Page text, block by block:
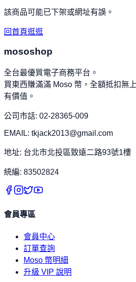
該商品可能已下架或網址有誤。
回首頁逛逛
mososhop
全台最優質電子商務平台。
買東西賺滿滿 Moso 幣，全額抵扣無
有價值。
公司市話: 02-28365-009
EMAIL: tkjack2013@gmail.com
地址: 台北市北投區致遠二路93號1樓
統編: 83502824
會員專區
會員中心
訂單查詢
Moso 幣明細
升級 VIP 說明